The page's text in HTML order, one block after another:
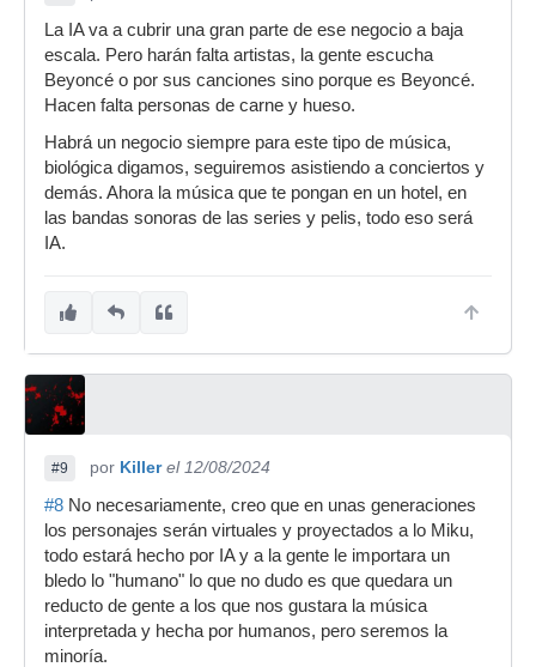
La IA va a cubrir una gran parte de ese negocio a baja
escala. Pero harán falta artistas, la gente escucha
Beyoncé o por sus canciones sino porque es Beyoncé.
Hacen falta personas de carne y hueso.
Habrá un negocio siempre para este tipo de música,
biológica digamos, seguiremos asistiendo a conciertos y
demás. Ahora la música que te pongan en un hotel, en
las bandas sonoras de las series y pelis, todo eso será
IA.
#9 por Killer el 12/08/2024
#8 No necesariamente, creo que en unas generaciones
los personajes serán virtuales y proyectados a lo Miku,
todo estará hecho por IA y a la gente le importara un
bledo lo "humano" lo que no dudo es que quedara un
reducto de gente a los que nos gustara la música
interpretada y hecha por humanos, pero seremos la
minoría.